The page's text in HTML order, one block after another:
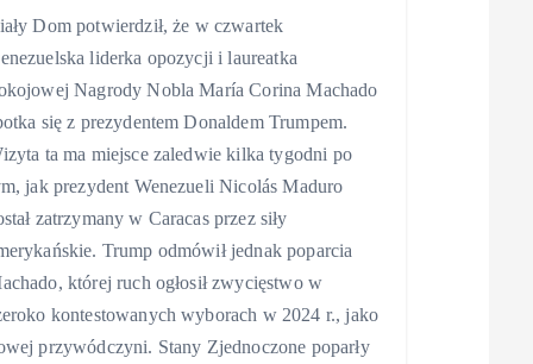
Dom potwierdził, że w czwartek
liderka opozycji i laureatka
Nagrody Nobla María Corina Machado
się z prezydentem Donaldem Trumpem.
ta ma miejsce zaledwie kilka tygodni po
jak prezydent Wenezueli Nicolás Maduro
zatrzymany w Caracas przez siły
Trump odmówił jednak poparcia
której ruch ogłosił zwycięstwo w
kontestowanych wyborach w 2024 r., jako
przywódczyni. Stany Zjednoczone poparły